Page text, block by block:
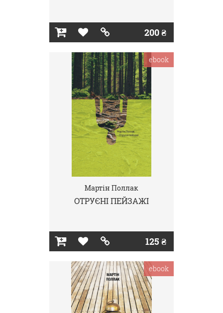
200 ₴
Мартін Поллак
ОТРУЄНІ ПЕЙЗАЖІ
125 ₴
ebook
ebook